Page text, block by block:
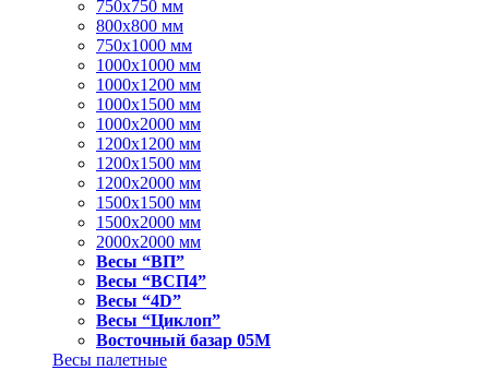
750x750 мм
800x800 мм
750x1000 мм
1000x1000 мм
1000x1200 мм
1000x1500 мм
1000x2000 мм
1200x1200 мм
1200x1500 мм
1200x2000 мм
1500x1500 мм
1500x2000 мм
2000x2000 мм
Весы “ВП”
Весы “ВСП4”
Весы “4D”
Весы “Циклоп”
Восточный базар 05M
Весы палетные